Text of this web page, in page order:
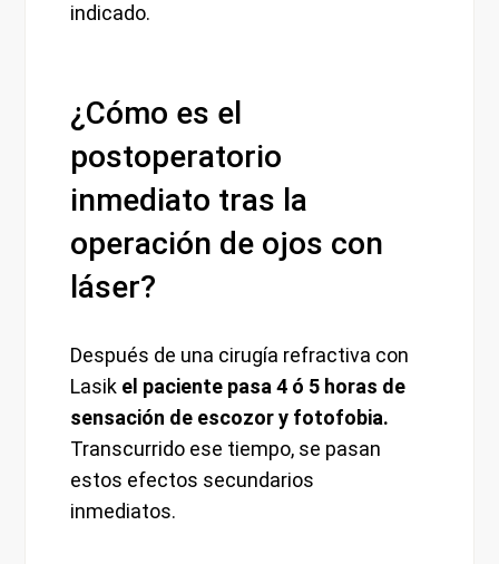
indicado.
¿Cómo es el
postoperatorio
inmediato tras la
operación de ojos con
láser?
Después de una cirugía refractiva con
Lasik el paciente pasa 4 ó 5 horas de
sensación de escozor y fotofobia.
Transcurrido ese tiempo, se pasan
estos efectos secundarios
inmediatos.